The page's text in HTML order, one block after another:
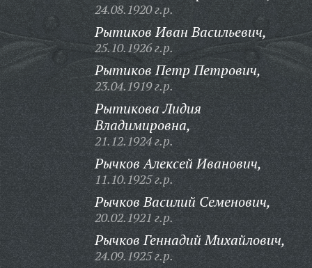
24.08.1920 г.р.
Рытиков Иван Васильевич,
25.10.1926 г.р.
Рытиков Петр Петрович,
23.04.1919 г.р.
Рытикова Лидия
Владимировна,
21.12.1924 г.р.
Рычков Алексей Иванович,
11.10.1925 г.р.
Рычков Василий Семенович,
20.02.1921 г.р.
Рычков Геннадий Михайлович,
24.09.1925 г.р.